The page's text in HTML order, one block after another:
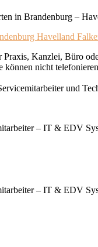
in Brandenburg –
Praxis, Kanzlei, Büro
können nicht
und
– IT & EDV
– IT & EDV